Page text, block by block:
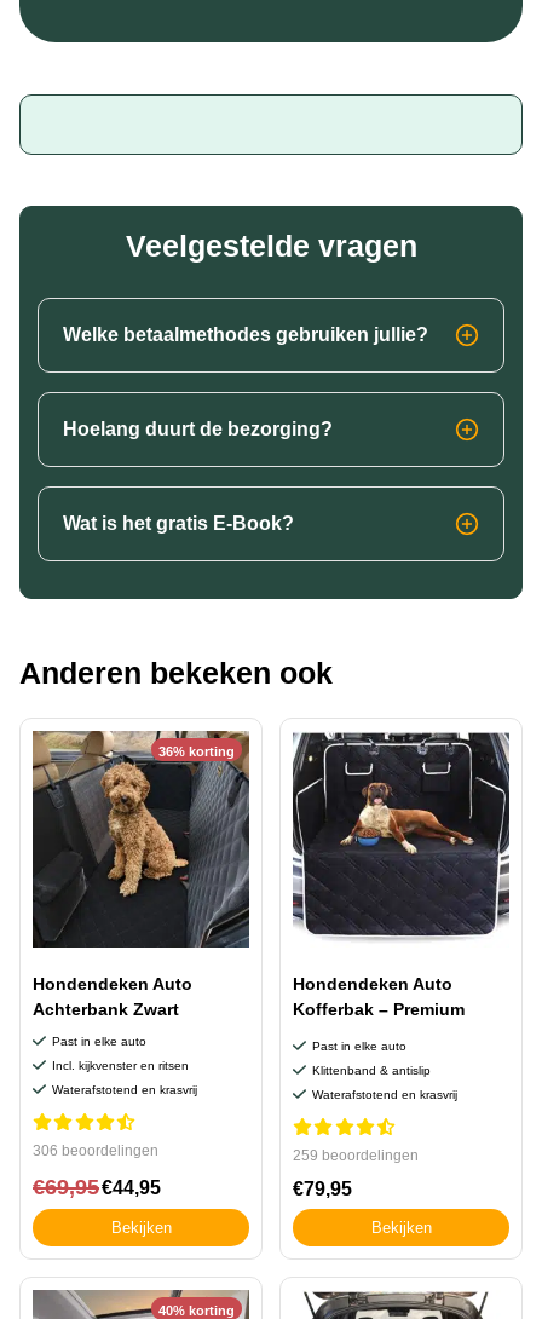
Veelgestelde vragen
Welke betaalmethodes gebruiken jullie?
Hoelang duurt de bezorging?
Wat is het gratis E-Book?
Anderen bekeken ook
36% korting
Hondendeken Auto
Achterbank Zwart
Past in elke auto
Incl. kijkvenster en ritsen
Waterafstotend en krasvrij
306 beoordelingen
€69,95€44,95
Bekijken
Hondendeken Auto
Kofferbak – Premium
Past in elke auto
Klittenband & antislip
Waterafstotend en krasvrij
259 beoordelingen
€79,95
Bekijken
40% korting